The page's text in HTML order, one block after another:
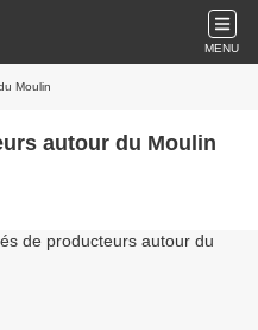
MENU
Moulin
autour du Moulin